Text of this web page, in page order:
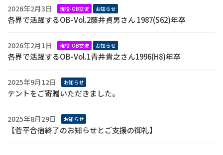
2026年2月3日 現役-OB交流 お知らせ
各界で活躍するOB-Vol.2藤井貞男さん 1987(S62)年卒
2026年2月1日 現役-OB交流 お知らせ
各界で活躍するOB-Vol.1青井貴之さん1996(H8)年卒
2025年9月12日 お知らせ
テントをご寄贈いただきました。
2025年8月29日 お知らせ
【菅平合宿終了のお知らせとご支援の御礼】